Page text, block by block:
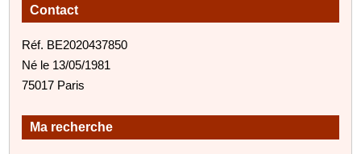
Contact
Réf. BE2020437850
Né le 13/05/1981
75017 Paris
Ma recherche